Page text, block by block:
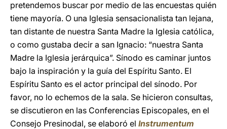
pretendemos buscar por medio de las encuestas quién
tiene mayoría. O una Iglesia sensacionalista tan lejana,
tan distante de nuestra Santa Madre la Iglesia católica,
o como gustaba decir a san Ignacio: “nuestra Santa
Madre la Iglesia jerárquica”. Sínodo es caminar juntos
bajo la inspiración y la guía del Espíritu Santo. El
Espíritu Santo es el actor principal del sínodo. Por
favor, no lo echemos de la sala. Se hicieron consultas,
se discutieron en las Conferencias Episcopales, en el
Consejo Presinodal, se elaboró el Instrumentum